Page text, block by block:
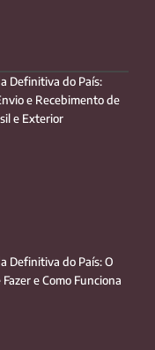
Definitiva do País:
e Recebimento de
e Exterior
Definitiva do País: O
e Como Funciona